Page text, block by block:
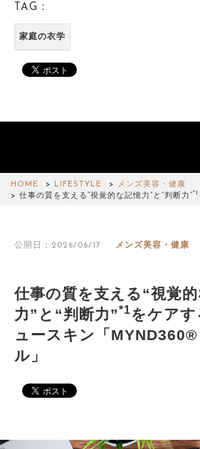
TAG：
家庭の衣学
HOME LIFESTYLE
メンズ美容・健康
仕事の質を支える“視覚的な記憶力”と“判断力”*1
公開日：2026/06/17 メンズ美容・健康
仕事の質を支える“視覚
力”と“判断力”*1をケアす
ュースキン「
ル」